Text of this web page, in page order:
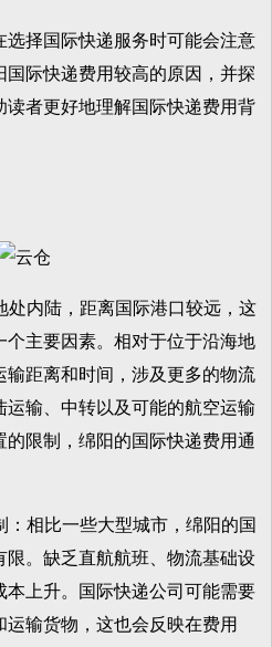
择国际快递服务时可能会注意
际快递费用较高的原因，并探
者更好地理解国际快递费用背
内陆，距离国际港口较远，这
主要因素。相对于位于沿海地
输距离和时间，涉及更多的物流
输、中转以及可能的航空运输
限制，绵阳的国际快递费用通
相比一些大型城市，绵阳的国
限。缺乏直航航班、物流基础设
上升。国际快递公司可能需要
输货物，这也会反映在费用